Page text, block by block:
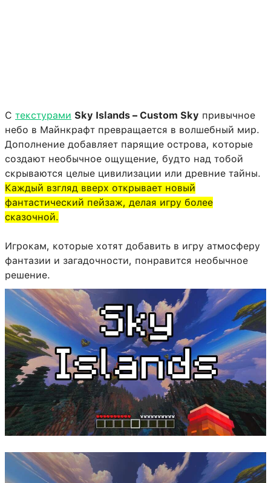
С текстурами Sky Islands – Custom Sky привычное
небо в Майнкрафт превращается в волшебный мир.
Дополнение добавляет парящие острова, которые
создают необычное ощущение, будто над тобой
скрываются целые цивилизации или древние тайны.
Каждый взгляд вверх открывает новый
фантастический пейзаж, делая игру более
сказочной.
Игрокам, которые хотят добавить в игру атмосферу
фантазии и загадочности, понравится необычное
решение.